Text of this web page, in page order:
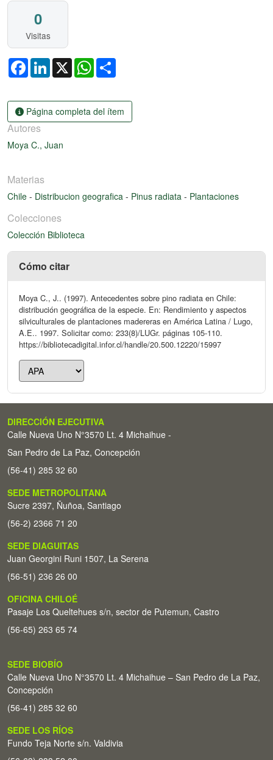
0
Visitas
FacebookLinkedIn
X WhatsApp
Página completa del ítem
Autores
Moya C., Juan
Materias
Chile - Distribucion geografica - Pinus radiata - Plantaciones
Colecciones
Colección Biblioteca
Cómo citar
Moya C., J.. (1997). Antecedentes sobre pino radiata en Chile:
distribución geográfica de la especie. En: Rendimiento y aspectos
silviculturales de plantaciones madereras en América Latina / Lugo,
A.E.. 1997. Solicitar como: 233(8)/LUGr. páginas 105-110.
https://bibliotecadigital.infor.cl/handle/20.500.12220/15997
DIRECCIÓN EJECUTIVA
Calle Nueva Uno N°3570 Lt. 4 Michaihue -
San Pedro de La Paz, Concepción
(56-41) 285 32 60
SEDE METROPOLITANA
Sucre 2397, Ñuñoa, Santiago
(56-2) 2366 71 20
SEDE DIAGUITAS
Juan Georgini Runi 1507, La Serena
(56-51) 236 26 00
OFICINA CHILOÉ
Pasaje Los Queltehues s/n, sector de Putemun, Castro
(56-65) 263 65 74
SEDE BIOBÍO
Calle Nueva Uno N°3570 Lt. 4 Michaihue – San Pedro de La Paz,
Concepción
(56-41) 285 32 60
SEDE LOS RÍOS
Fundo Teja Norte s/n. Valdivia